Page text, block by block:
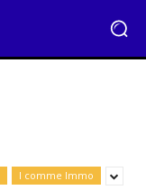
I comme Immo